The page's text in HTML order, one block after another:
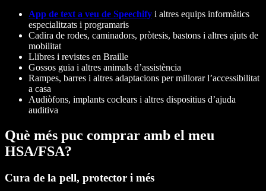
App de text a veu de Speechify i altres equips informàtics
especialitzats i programaris
Cadira de rodes, caminadors, pròtesis, bastons i altres ajuts de
mobilitat
Llibres i revistes en Braille
Gossos guia i altres animals d’assistència
Rampes, barres i altres adaptacions per millorar l’accessibilitat
a casa
Audiòfons, implants coclears i altres dispositius d’ajuda
auditiva
Què més puc comprar amb el meu
HSA/FSA?
Cura de la pell, protector i més